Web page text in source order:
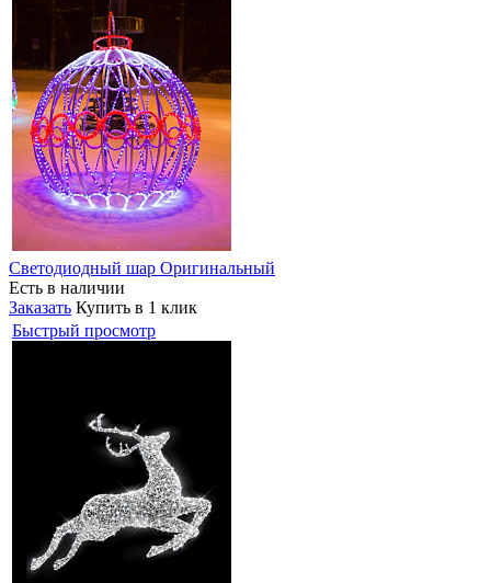
Светодиодный шар Оригинальный
Есть в наличии
Заказать Купить в 1 клик
Быстрый просмотр